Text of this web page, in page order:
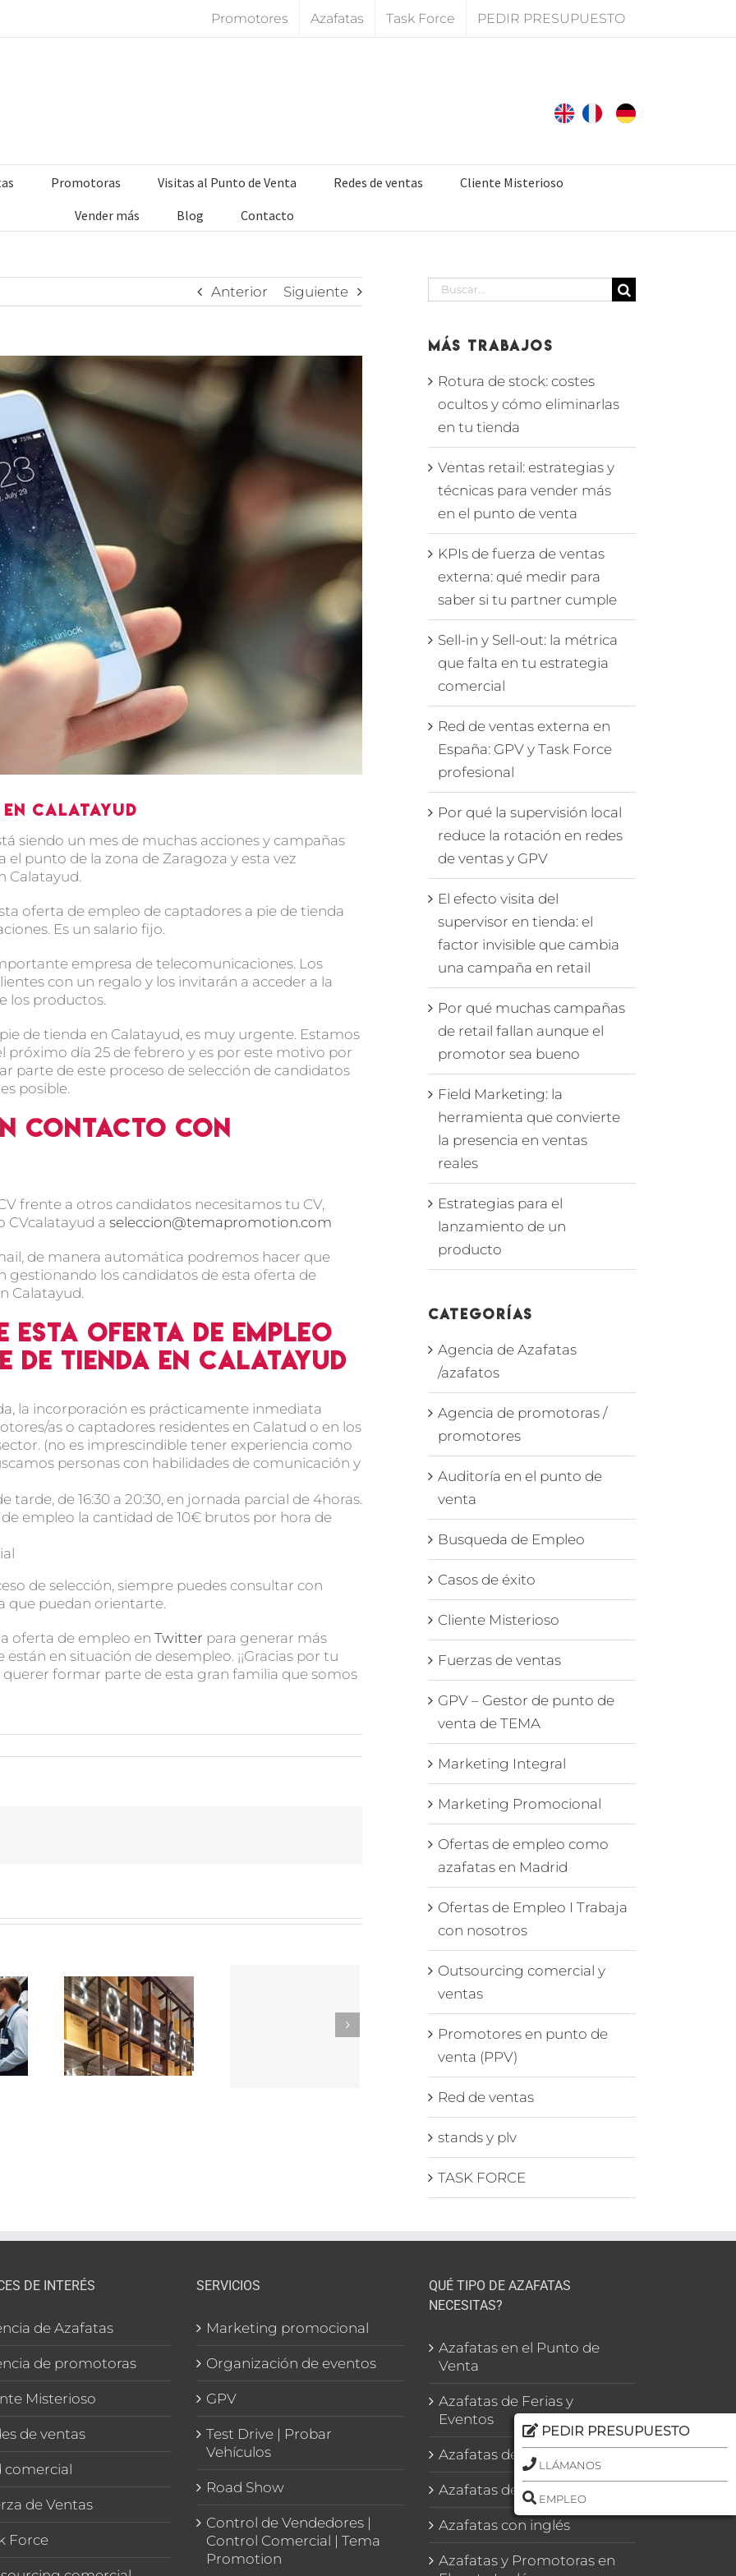
Promotores Azafatas Task Force PEDIR PRESUPUESTO
Promotoras Visitas al Punto de Venta Redes de ventas
Cliente Misterioso
Vender más
Blog Contacto
Anterior Siguiente
Calatayud
siendo un mes de muchas acciones y campañas
el punto de la zona de Zaragoza y esta vez
Calatayud.
oferta de empleo de captadores a pie de tienda
Es un salario fijo.
empresa de telecomunicaciones. Los
con un regalo y los invitarán a acceder a la
los productos.
de tienda en Calatayud, es muy urgente. Estamos
próximo día 25 de febrero y es por este motivo por
parte de este proceso de selección de candidatos
posible.
contacto con
frente a otros candidatos necesitamos tu CV,
CVcalatayud a seleccion@temapromotion.com
de manera automática podremos hacer que
gestionando los candidatos de esta oferta de
Calatayud.
esta oferta de empleo
de tienda en Calatayud
la incorporación es prácticamente inmediata
as o captadores residentes en Calatud o en los
(no es imprescindible tener experiencia como
personas con habilidades de comunicación y
tarde, de 16:30 a 20:30, en jornada parcial de 4horas.
empleo la cantidad de 10€ brutos por hora de
de selección, siempre puedes consultar con
que puedan orientarte.
oferta de empleo en Twitter para generar más
en situación de desempleo. ¡¡Gracias por tu
querer formar parte de esta gran familia que somos
Trabaja
con
nosotros
como
herramienta
Buscar:
Más Trabajos
Rotura de stock: costes
ocultos y cómo eliminarlas
en tu tienda
Ventas retail: estrategias y
técnicas para vender más
en el punto de venta
KPIs de fuerza de ventas
externa: qué medir para
saber si tu partner cumple
Sell-in y Sell-out: la métrica
que falta en tu estrategia
comercial
Red de ventas externa en
España: GPV y Task Force
profesional
Por qué la supervisión local
reduce la rotación en redes
de ventas y GPV
El efecto visita del
supervisor en tienda: el
factor invisible que cambia
una campaña en retail
Por qué muchas campañas
de retail fallan aunque el
promotor sea bueno
Field Marketing: la
herramienta que convierte
la presencia en ventas
reales
Estrategias para el
lanzamiento de un
producto
Categorías
Agencia de Azafatas
/azafatos
Agencia de promotoras /
promotores
Auditoría en el punto de
venta
Busqueda de Empleo
Casos de éxito
Cliente Misterioso
Fuerzas de ventas
GPV – Gestor de punto de
venta de TEMA
Marketing Integral
Marketing Promocional
Ofertas de empleo como
azafatas en Madrid
Ofertas de Empleo I Trabaja
con nosotros
Outsourcing comercial y
ventas
Promotores en punto de
venta (PPV)
Red de ventas
stands y plv
TASK FORCE
DE INTERÉS
de Azafatas
de promotoras
Misterioso
de ventas
comercial
de Ventas
Force
SERVICIOS
Marketing promocional
Organización de eventos
GPV
Test Drive | Probar
Vehículos
Road Show
Control de Vendedores |
Control Comercial | Tema
Promotion
QUÉ TIPO DE AZAFATAS
NECESITAS?
Azafatas en el Punto de
Venta
Azafatas de Ferias y
Eventos
Azafatas de Congresos
Azafatas de Imagen
Azafatas con inglés
Azafatas y Promotoras en
PEDIR PRESUPUESTO
LLÁMANOS
EMPLEO